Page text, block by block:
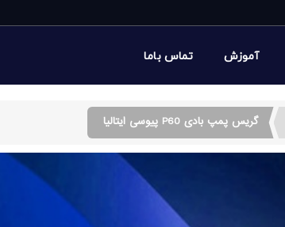
آموزش تماس باما
گریس پمپ بادی P60 پیوسی ایتالیا